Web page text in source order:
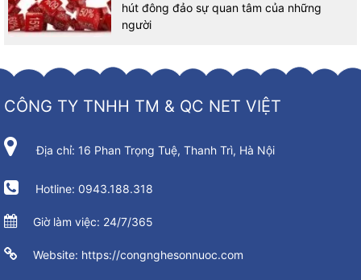
hút đông đảo sự quan tâm của những
người
CÔNG TY TNHH TM & QC NET VIỆT
Địa chỉ: 16 Phan Trọng Tuệ, Thanh Trì, Hà Nội
Hotline: 0943.188.318
Giờ làm việc: 24/7/365
Website: https://congnghesonnuoc.com